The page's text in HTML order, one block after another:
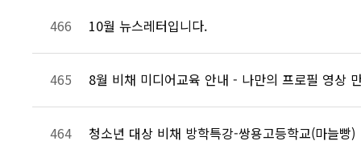
466 10월 뉴스레터입니다.
465 8월 비채 미디어교육 안내 - 나만의 프로필 영상
464 청소년 대상 비채 방학특강-쌍용고등학교(마늘빵)